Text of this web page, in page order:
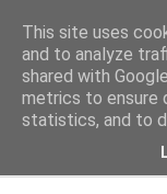
This site uses
and to analyze
shared with
metrics to ensure
statistics, and to